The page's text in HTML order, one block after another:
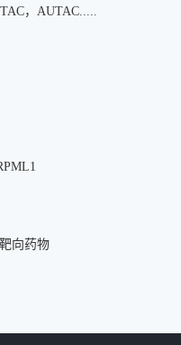
，AUTAC.....
向药物